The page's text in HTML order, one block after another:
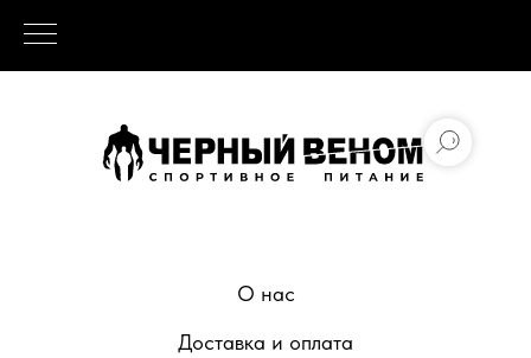
О нас
Доставка и оплата